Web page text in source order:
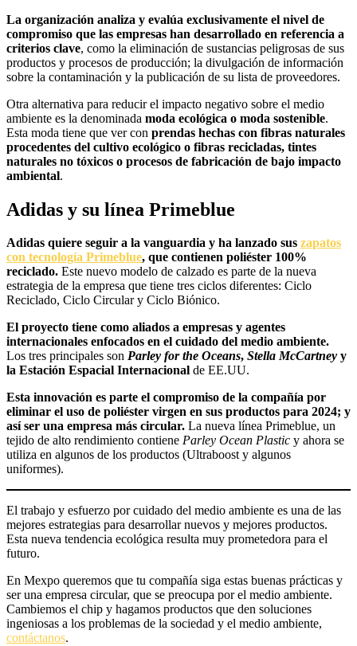
La organización analiza y evalúa exclusivamente el nivel de
compromiso que las empresas han desarrollado en referencia a
criterios clave, como la eliminación de sustancias peligrosas de sus
productos y procesos de producción; la divulgación de información
sobre la contaminación y la publicación de su lista de proveedores.
Otra alternativa para reducir el impacto negativo sobre el medio
ambiente es la denominada moda ecológica o moda sostenible.
Esta moda tiene que ver con prendas hechas con fibras naturales
procedentes del cultivo ecológico o fibras recicladas, tintes
naturales no tóxicos o procesos de fabricación de bajo impacto
ambiental.
Adidas y su línea Primeblue
Adidas quiere seguir a la vanguardia y ha lanzado sus zapatos
con tecnología Primeblue, que contienen poliéster 100%
reciclado. Este nuevo modelo de calzado es parte de la nueva
estrategia de la empresa que tiene tres ciclos diferentes: Ciclo
Reciclado, Ciclo Circular y Ciclo Biónico.
El proyecto tiene como aliados a empresas y agentes
internacionales enfocados en el cuidado del medio ambiente.
Los tres principales son Parley for the Oceans, Stella McCartney y
la Estación Espacial Internacional de EE.UU.
Esta innovación es parte el compromiso de la compañía por
eliminar el uso de poliéster virgen en sus productos para 2024; y
así ser una empresa más circular. La nueva línea Primeblue, un
tejido de alto rendimiento contiene Parley Ocean Plastic y ahora se
utiliza en algunos de los productos (Ultraboost y algunos
uniformes).
El trabajo y esfuerzo por cuidado del medio ambiente es una de las
mejores estrategias para desarrollar nuevos y mejores productos.
Esta nueva tendencia ecológica resulta muy prometedora para el
futuro.
En Mexpo queremos que tu compañía siga estas buenas prácticas y
ser una empresa circular, que se preocupa por el medio ambiente.
Cambiemos el chip y hagamos productos que den soluciones
ingeniosas a los problemas de la sociedad y el medio ambiente,
contáctanos.